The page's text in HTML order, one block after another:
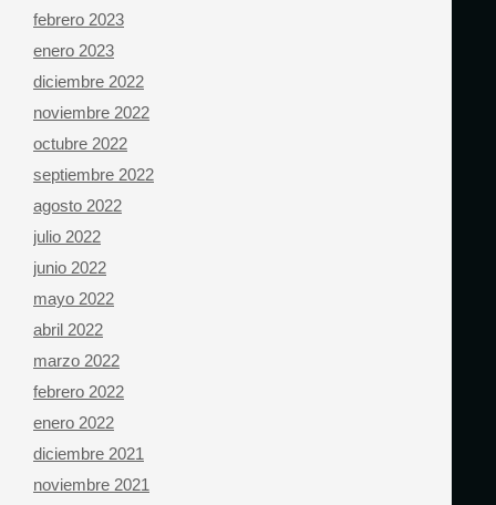
febrero 2023
enero 2023
diciembre 2022
noviembre 2022
octubre 2022
septiembre 2022
agosto 2022
julio 2022
junio 2022
mayo 2022
abril 2022
marzo 2022
febrero 2022
enero 2022
diciembre 2021
noviembre 2021